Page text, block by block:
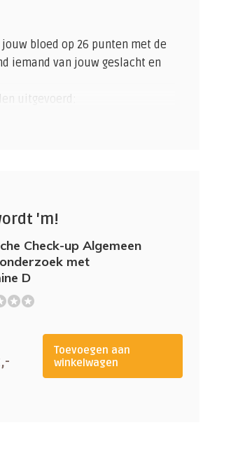
bloed op 26 punten met de
iemand van jouw geslacht en
uitgevoerd:
en vaatziekte
van de afgelopen
'm!
Check-up Algemeen
met
D
Toevoegen aan
winkelwagen